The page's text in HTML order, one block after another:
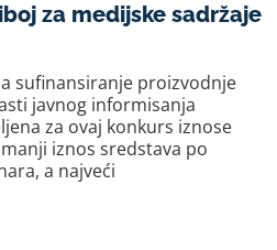
za medijske sadržaje
sufinansiranje proizvodnje
javnog informisanja
za ovaj konkurs iznose
iznos sredstava po
a najveći